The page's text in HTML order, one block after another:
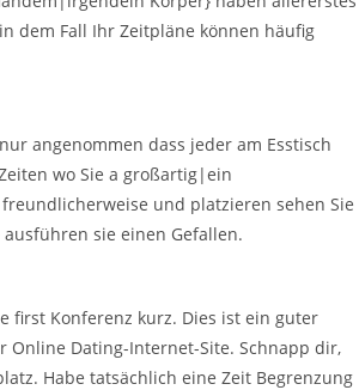
dem Fall Ihr Zeitpläne können häufig
angenommen dass jeder am Esstisch
wo Sie a großartig|ein
und platzieren sehen Sie
sie einen Gefallen.
first Konferenz kurz. Dies ist ein guter
Online Dating-Internet-Site. Schnapp dir,
Habe tatsächlich eine Zeit Begrenzung